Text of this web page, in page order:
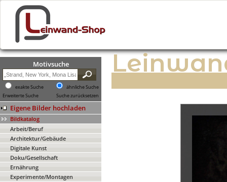
Motivsuche
exakte Suche
ähnliche Suche
Erweiterte Suche
Suche zurücksetzen
Eigene Bilder hochladen
Bildkatalog
Arbeit/Beruf
Architektur/Gebäude
Digitale Kunst
Doku/Gesellschaft
Ernährung
Experimente/Montagen